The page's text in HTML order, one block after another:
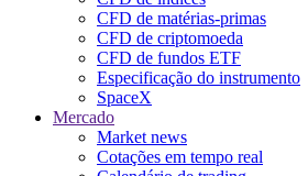
CFD de matérias-primas
CFD de criptomoeda
CFD de fundos ETF
Especificação do instrumento
SpaceX
Mercado
Market news
Cotações em tempo real